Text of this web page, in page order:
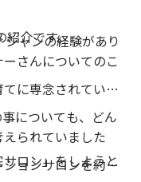
紹介です。
さんについてのこ
ャンの経験があり
に専念されていま
られていました
ロン」をしようと
についても、どん
ョンサロンを約10